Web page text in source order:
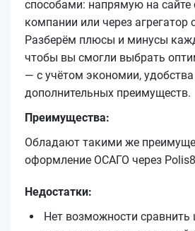
способами: напрямую на сайте
компании или через агрегатор
Разберём плюсы и минусы
чтобы вы смогли выбрать
— с учётом экономии, удобства
дополнительных преимуществ.
Преимущества:
Обладают такими же
оформление ОСАГО через
Недостатки:
Нет возможности